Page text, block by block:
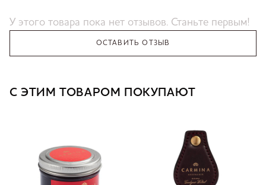
У этого товара пока нет отзывов. Станьте первым!
ОСТАВИТЬ ОТЗЫВ
С ЭТИМ ТОВАРОМ ПОКУПАЮТ